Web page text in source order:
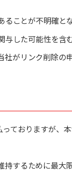
ことが不明確と
した可能性を含
がリンク削除の
ておりますが、
するために最